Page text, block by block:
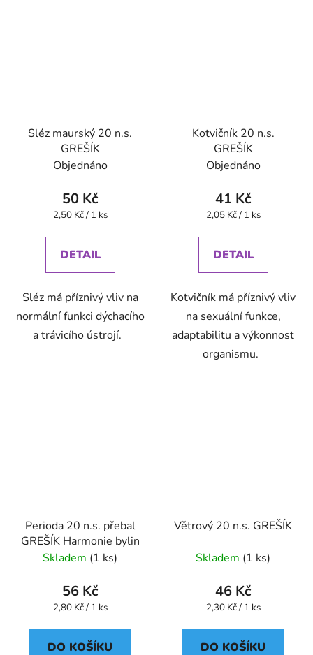
Sléz maurský 20 n.s.
GREŠÍK
Objednáno
50 Kč
Měrná
2,50 Kč / 1 ks
DETAIL
Sléz má příznivý vliv na
normální funkci dýchacího
a trávicího ústrojí.
Kotvičník 20 n.s.
GREŠÍK
Objednáno
41 Kč
Měrná
2,05 Kč / 1 ks
DETAIL
Kotvičník má příznivý vliv
na sexuální funkce,
adaptabilitu a výkonnost
organismu.
Perioda 20 n.s. přebal
GREŠÍK Harmonie bylin
Skladem (1 ks)
56 Kč
Měrná
2,80 Kč / 1 ks
DO KOŠÍKU
Větrový 20 n.s. GREŠÍK
Skladem (1 ks)
46 Kč
Měrná
2,30 Kč / 1 ks
DO KOŠÍKU